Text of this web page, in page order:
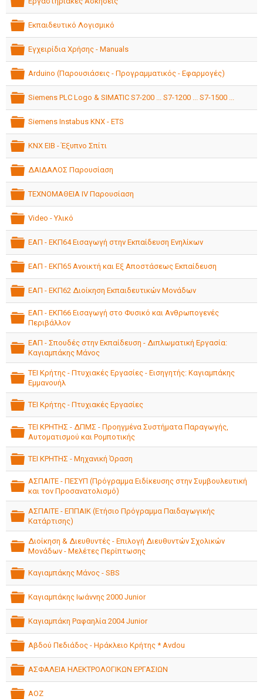
folder
folder
Εκπαιδευτικό Λογισμικό
folder
Εγχειρίδια Χρήσης - Manuals
folder
Arduino (Παρουσιάσεις - Προγραμματικός - Εφαρμογές)
folder
Siemens PLC Logo & SIMATIC S7-200 ... S7-1200 ... S7-1500 ...
folder
Siemens Instabus KNX - ETS
folder
KNX EIB - Έξυπνο Σπίτι
folder
ΔΑΙΔΑΛΟΣ Παρουσίαση
folder
ΤΕΧΝΟΜΑΘΕΙΑ IV Παρουσίαση
folder
Video - Υλικό
folder
ΕΑΠ - ΕΚΠ64 Εισαγωγή στην Εκπαίδευση Ενηλίκων
folder
ΕΑΠ - ΕΚΠ65 Ανοικτή και Εξ Αποστάσεως Εκπαίδευση
folder
ΕΑΠ - ΕΚΠ62 Διοίκηση Εκπαιδευτικών Μονάδων
folder
ΕΑΠ - ΕΚΠ66 Εισαγωγή στο Φυσικό και Ανθρωπογενές
Περιβάλλον
folder
ΕΑΠ - Σπουδές στην Εκπαίδευση - Διπλωματική Εργασία:
Καγιαμπάκης Μάνος
folder
ΤΕΙ Κρήτης - Πτυχιακές Εργασίες - Εισηγητής: Καγιαμπάκης
Εμμανουήλ
folder
ΤΕΙ Κρήτης - Πτυχιακές Εργασίες
folder
ΤΕΙ ΚΡΗΤΗΣ - ΔΠΜΣ - Προηγμένα Συστήματα Παραγωγής,
Αυτοματισμού και Ρομποτικής
folder
ΤΕΙ ΚΡΗΤΗΣ - Μηχανική Όραση
folder
ΑΣΠΑΙΤΕ - ΠΕΣΥΠ (Πρόγραμμα Ειδίκευσης στην Συμβουλευτική
και τον Προσανατολισμό)
folder
ΑΣΠΑΙΤΕ - ΕΠΠΑΙΚ (Ετήσιο Πρόγραμμα Παιδαγωγικής
Κατάρτισης)
folder
Διοίκηση & Διευθυντές - Επιλογή Διευθυντών Σχολικών
Μονάδων - Μελέτες Περίπτωσης
folder
Καγιαμπάκης Μάνος - SBS
folder
Καγιαμπάκης Ιωάννης 2000 Junior
folder
Καγιαμπάκη Ραφαηλία 2004 Junior
folder
Αβδού Πεδιάδος - Ηράκλειο Κρήτης * Avdou
folder
ΑΣΦΑΛΕΙΑ ΗΛΕΚΤΡΟΛΟΓΙΚΩΝ ΕΡΓΑΣΙΩΝ
ΑΟΖ